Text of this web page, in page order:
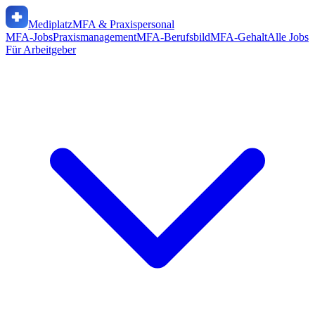
MediplatzMFA & Praxispersonal
MFA-JobsPraxismanagementMFA-BerufsbildMFA-GehaltAlle Jobs
Für Arbeitgeber